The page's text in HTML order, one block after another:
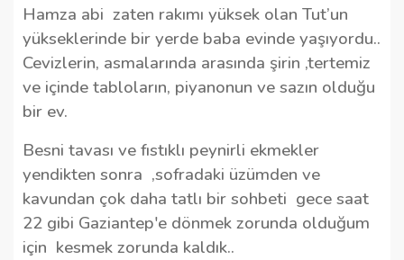
Hamza abi zaten rakımı yüksek olan Tut’un
yükseklerinde bir yerde baba evinde yaşıyordu..
Cevizlerin, asmalarında arasında şirin ,tertemiz
ve içinde tabloların, piyanonun ve sazın olduğu
bir ev.
Besni tavası ve fıstıklı peynirli ekmekler
yendikten sonra ,sofradaki üzümden ve
kavundan çok daha tatlı bir sohbeti gece saat
22 gibi Gaziantep'e dönmek zorunda olduğum
için kesmek zorunda kaldık..